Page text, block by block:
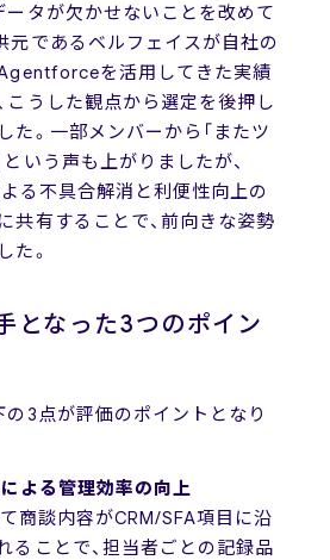
ータが欠かせないことを改めて
元であるベルフェイスが自社の
を活用してきた実績
こうした観点から選定を後押し
た。一部メンバーから「またツ
いう声も上がりましたが、
る不具合解消と利便性向上の
共有することで、前向きな姿勢
た。
となった3つのポイン
の3点が評価のポイントとなり
よる管理効率の向上
商談内容がCRM/SFA項目に沿
ることで、担当者ごとの記録品